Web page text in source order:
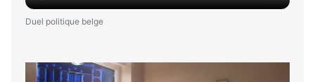
Duel politique belge